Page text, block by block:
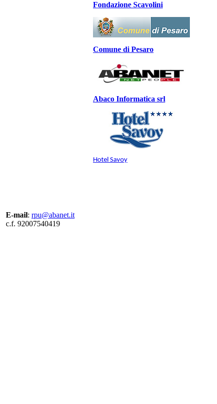
Fondazione Scavolini
Comune di Pesaro
Abaco Informatica srl
Hotel Savoy
E-mail: rpu@abanet.it
c.f. 92007540419